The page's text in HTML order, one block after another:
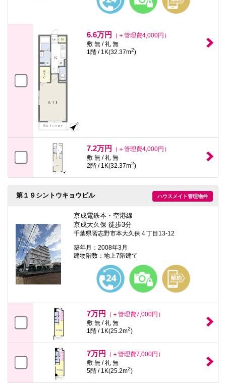
6.6万円
（＋管理費4,000円）
敷 無 / 礼 無
1階 / 1K(32.37m2)
7.2万円
（＋管理費4,000円）
敷 無 / 礼 無
2階 / 1K(32.37m2)
ハウスメイト管理物件
第１９シントウキョウビル
京成電鉄本・空港線
京成大久保 徒歩3分
千葉県習志野市本大久保４丁目13-12
築年月：2008年3月
建物階数：地上7階建て
7万円
（＋管理費7,000円）
敷 無 / 礼 無
1階 / 1K(25.2m2)
7万円
（＋管理費7,000円）
敷 無 / 礼 無
5階 / 1K(25.2m2)